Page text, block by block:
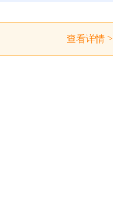
查看详情 >